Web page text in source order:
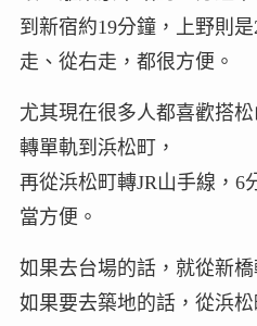
到新宿約19分鐘，上野則
走、從右走，都很方便。
尤其現在很多人都喜歡搭
轉單軌到浜松町，
再從浜松町轉JR山手線，6
當方便。
如果去台場的話，就從新
如果要去築地的話，從浜